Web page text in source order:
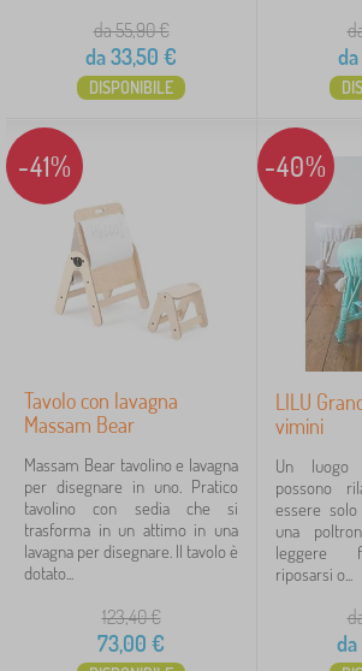
Annulla FILTRAGGIO
da 55,90€
da33,50 €
DISPONIBILE
da
-41%
Tavolo con lavagna
Massam Bear
Massam Bear tavolino e lavagna
per disegnare in uno. Pratico
tavolino con sedia che si
trasforma in un attimo in una
lavagna per disegnare. Il tavolo è
dotato...
123,40€
73,00 €
-40%
LILU
vimini
Un luogo
possono
essere
una
leggere
riposarsi o...
da